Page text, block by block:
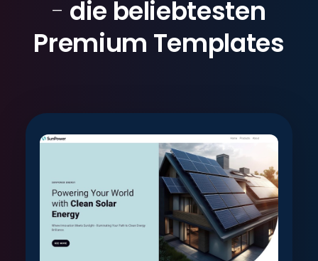
- die beliebtesten
Premium Templates